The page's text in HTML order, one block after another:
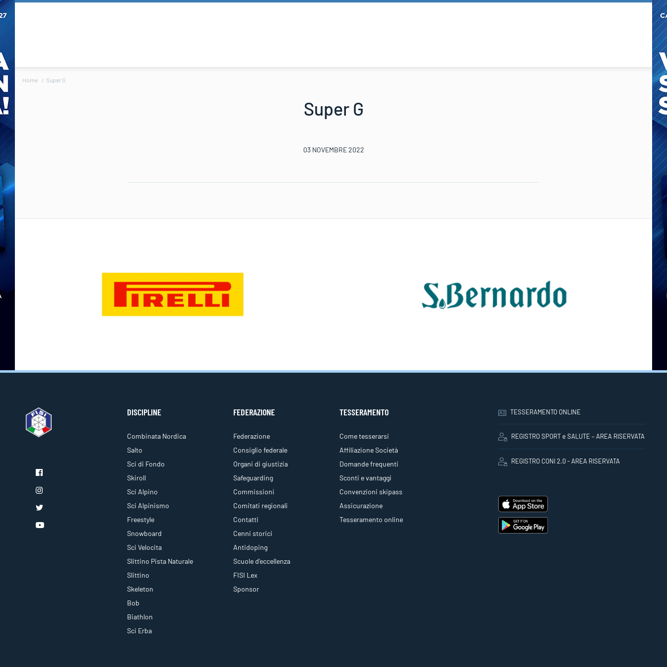
Home Super G
Super G
03 NOVEMBRE 2022
DISCIPLINE
Combinata Nordica
Salto
Sci di Fondo
Skiroll
Sci Alpino
Sci Alpinismo
Freestyle
Snowboard
Sci Velocita
Slittino Pista Naturale
Slittino
Skeleton
Bob
Biathlon
Sci Erba
FEDERAZIONE
Federazione
Consiglio federale
Organi di giustizia
Safeguarding
Commissioni
Comitati regionali
Contatti
Cenni storici
Antidoping
Scuole d'eccellenza
FISI Lex
Sponsor
TESSERAMENTO
Come tesserarsi
Affiliazione Società
Domande frequenti
Sconti e vantaggi
Convenzioni skipass
Assicurazione
Tesseramento online
TESSERAMENTO ONLINE
REGISTRO SPORT e SALUTE – AREA RISERVATA
REGISTRO CONI 2.0 - AREA RISERVATA